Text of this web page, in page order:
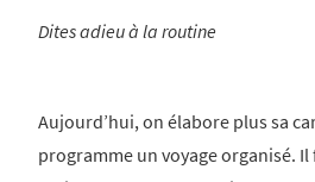
Dites adieu à la routine
Aujourd’hui, on élabore plus sa
programme un voyage organisé.